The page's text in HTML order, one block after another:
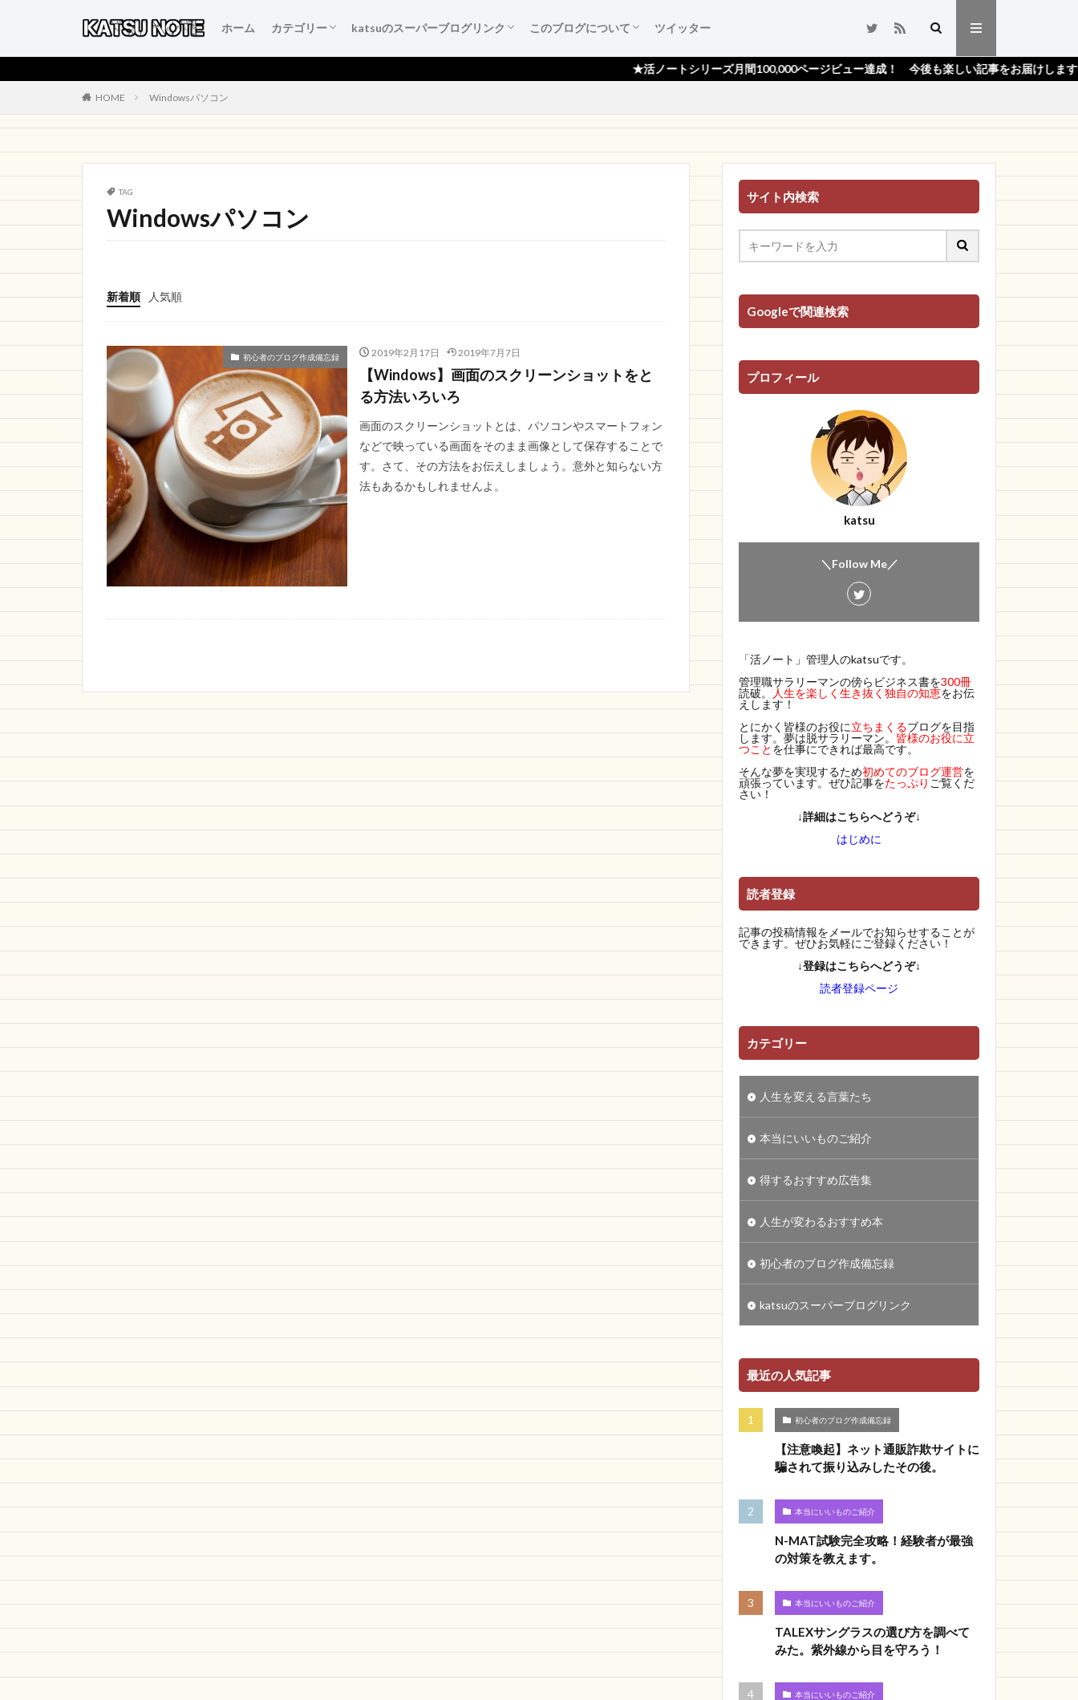
ホーム カテゴリー
人生を変える言葉たち
本当にいいものご紹介
得するおすすめ広告集
人生が変わるおすすめ本
初心者のブログ作成備忘録
katsuのスーパーブログリンク
katsuのスーパーブログリンク
katsuのスーパーブログリンクとは
katsuのスーパーブログリンク 登録依頼
このブログについて
ブログ『活ノート』のご紹介！
サイトマップ
プライバシーポリシー
読者登録ページ
スポンサー様のページ
お問い合わせ
ツイッター
★活ノートシリーズ月間100,000ページビュー達成！ 今後も楽しい記事をお届けします！★
HOME Windowsパソコン
TAG
Windowsパソコン
新着順 人気順
初心者のブログ作成備忘録 2019年2月17日 2019年7月7日
【Windows】画面のスクリーンショットをと
る方法いろいろ
画面のスクリーンショットとは、パソコンやスマートフォン
などで映っている画面をそのまま画像として保存することで
す。さて、その方法をお伝えしましょう。意外と知らない方
法もあるかもしれませんよ。
サイト内検索
Googleで関連検索
プロフィール
katsu
＼Follow Me／
「活ノート」管理人のkatsuです。
管理職サラリーマンの傍らビジネス書を300冊
読破。
人生を楽しく生き抜く独自の知恵をお伝
えします！
とにかく皆様のお役に立ちまくるブログを目指
します。夢は脱サラリーマン。 皆様のお役に立
つこと を仕事にできれば最高です。
そんな夢を実現するため初めてのブログ運営を
頑張っています。ぜひ記事をたっぷり ご覧くだ
さい！
↓詳細はこちらへどうぞ↓
はじめに
読者登録
記事の投稿情報をメールでお知らせすることが
できます。ぜひお気軽にご登録ください！
↓登録はこちらへどうぞ↓
読者登録ページ
カテゴリー
人生を変える言葉たち
本当にいいものご紹介
得するおすすめ広告集
人生が変わるおすすめ本
初心者のブログ作成備忘録
katsuのスーパーブログリンク
最近の人気記事
初心者のブログ作成備忘録
【注意喚起】ネット通販詐欺サイトに
騙されて振り込みしたその後。
本当にいいものご紹介
N-MAT試験完全攻略！経験者が最強
の対策を教えます。
本当にいいものご紹介
TALEXサングラスの選び方を調べて
みた。紫外線から目を守ろう！
本当にいいものご紹介